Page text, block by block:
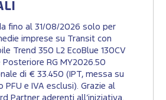
fino al 31/08/2026 solo per
imprese su Transit con
Trend 350 L2 EcoBlue 130CV
Posteriore RG MY2026.50
di € 33.450 (IPT, messa su
e IVA esclusi). Grazie al
Partner aderenti all’iniziativa.